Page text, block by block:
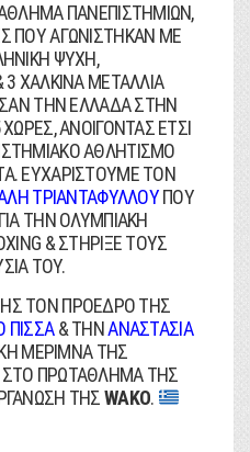
ΠΑΝΕΠΙΣΤΗΜΙΩΝ,
ΠΟΥ ΑΓΩΝΙΣΤΗΚΑΝ ΜΕ
ΨΥΧΗ,
ΧΑΛΚΙΝΑ ΜΕΤΑΛΛΙΑ
ΤΗΝ ΕΛΛΑΔΑ ΣΤΗΝ
ΑΝΟΙΓΟΝΤΑΣ ΕΤΣΙ
ΑΘΛΗΤΙΣΜΟ
ΕΥΧΑΡΙΣΤΟΥΜΕ ΤΟΝ
ΤΡΙΑΝΤΑΦΥΛΛΟΥΠΟΥ
ΤΗΝ ΟΛΥΜΠΙΑΚΗ
& ΣΤΗΡΙΞΕ ΤΟΥΣ
ΤΟΥ.
ΤΟΝ ΠΡΟΕΔΡΟ ΤΗΣ
ΠΙΣΣΑ& ΤΗΝΑΝΑΣΤΑΣΙΑ
ΜΕΡΙΜΝΑ ΤΗΣ
ΠΡΩΤΑΘΛΗΜΑ ΤΗΣ
ΤΗΣWAKO.